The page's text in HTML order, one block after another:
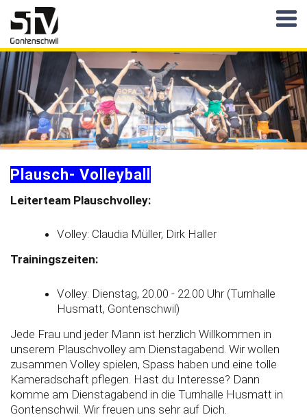
Plausch- Volleyball
Leiterteam Plauschvolley:
Volley: Claudia Müller, Dirk Haller
Trainingszeiten:
Volley: Dienstag, 20.00 - 22.00 Uhr (Turnhalle
Husmatt, Gontenschwil)
Jede Frau und jeder Mann ist herzlich Willkommen in
unserem Plauschvolley am Dienstagabend. Wir wollen
zusammen Volley spielen, Spass haben und eine tolle
Kameradschaft pflegen. Hast du Interesse? Dann
komme am Dienstagabend in die Turnhalle Husmatt in
Gontenschwil. Wir freuen uns sehr auf Dich.